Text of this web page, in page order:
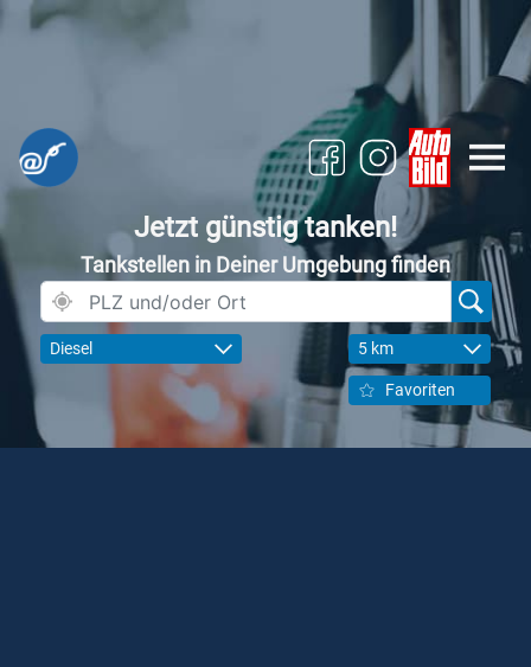
Jetzt günstig tanken!
Tankstellen in Deiner Umgebung finden
Diesel 5 km
Favoriten